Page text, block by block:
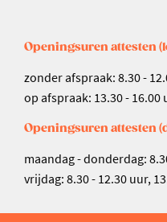
Openingsuren attesten
zonder afspraak: 8.30 -
op afspraak: 13.30 - 16.00
Openingsuren attesten
maandag - donderdag:
vrijdag: 8.30 - 12.30 uur,